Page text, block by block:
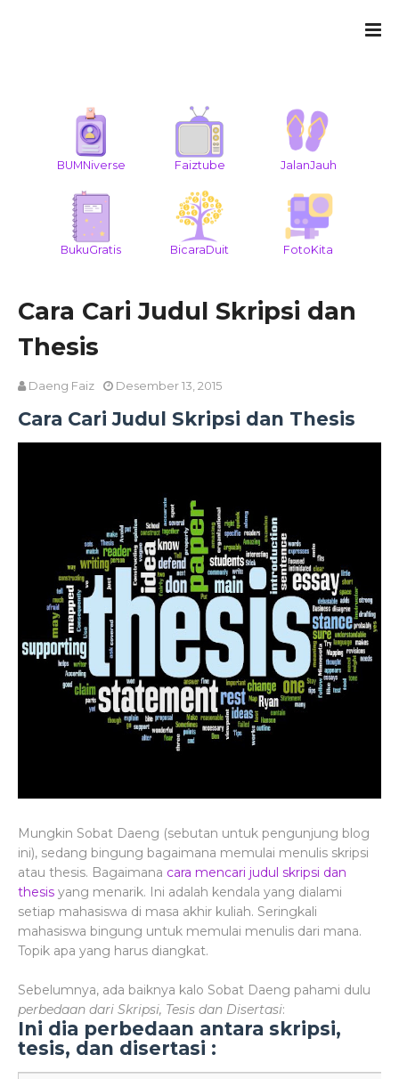
BUMNiverse Faiztube JalanJauh
BukuGratis BicaraDuit FotoKita
Cara Cari Judul Skripsi dan
Thesis
Daeng Faiz Desember 13, 2015
Cara Cari Judul Skripsi dan Thesis
Mungkin Sobat Daeng (sebutan untuk pengunjung blog
ini), sedang bingung bagaimana memulai menulis skripsi
atau thesis. Bagaimana cara mencari judul skripsi dan
thesis yang menarik. Ini adalah kendala yang dialami
setiap mahasiswa di masa akhir kuliah. Seringkali
mahasiswa bingung untuk memulai menulis dari mana.
Topik apa yang harus diangkat.
Sebelumnya, ada baiknya kalo Sobat Daeng pahami dulu
perbedaan dari Skripsi, Tesis dan Disertasi:
Ini dia perbedaan antara skripsi,
tesis, dan disertasi :